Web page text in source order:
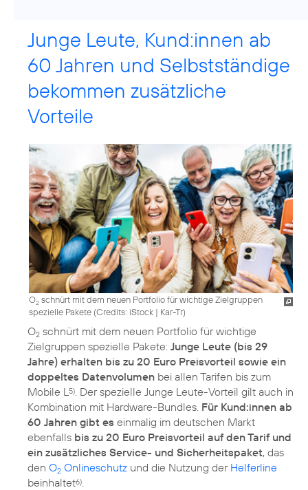
Junge Leute, Kund:innen ab
60 Jahren und Selbstständige
bekommen zusätzliche
Vorteile
O2 schnürt mit dem neuen Portfolio für wichtige Zielgruppen
spezielle Pakete (Credits: iStock | Kar-Tr)
O2 schnürt mit dem neuen Portfolio für wichtige
Zielgruppen spezielle Pakete: Junge Leute (bis 29
Jahre) erhalten bis zu 20 Euro Preisvorteil sowie ein
doppeltes Datenvolumen bei allen Tarifen bis zum
Mobile L 5) . Der spezielle Junge Leute-Vorteil gilt auch in
Kombination mit Hardware-Bundles. Für Kund:innen ab
60 Jahren gibt es einmalig im deutschen Markt
ebenfalls bis zu 20 Euro Preisvorteil auf den Tarif und
ein zusätzliches Service- und Sicherheitspaket, das
den O2 Onlineschutz und die Nutzung der Helferline
beinhaltet6)